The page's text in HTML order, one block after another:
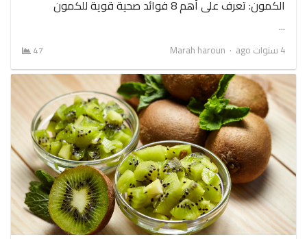
الكمون: تعرف على أهم 8 فوائد صحية قوية للكمون
…
4 سنوات ago
Author
Marah haroun
47